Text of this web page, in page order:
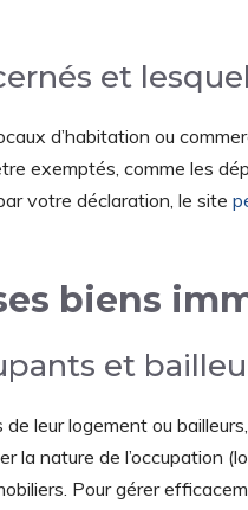
et
d’habitation ou
exemptés, comme les
votre déclaration, le site
biens
et
de leur logement ou
la nature de l’occupation
Pour gérer